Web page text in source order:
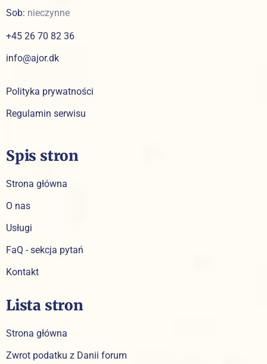
Sob: nieczynne
+45 26 70 82 36
info@ajor.dk
Polityka prywatności
Regulamin serwisu
Spis stron
Strona główna
O nas
Usługi
FaQ - sekcja pytań
Kontakt
Lista stron
Strona główna
Zwrot podatku z Danii forum